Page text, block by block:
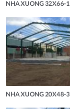
NHA XUONG 32X66-1
NHA XUONG 20X48-3